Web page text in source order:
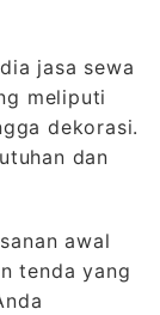
jasa sewa
meliputi
dekorasi.
dan
awal
tenda yang